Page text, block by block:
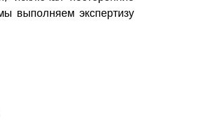
выполняем экспертизу